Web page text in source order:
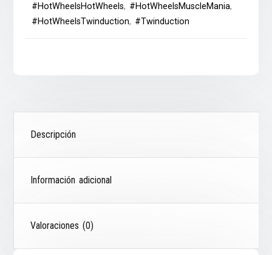
#HotWheelsHotWheels, #HotWheelsMuscleMania,
#HotWheelsTwinduction, #Twinduction
Descripción
Información adicional
Valoraciones (0)